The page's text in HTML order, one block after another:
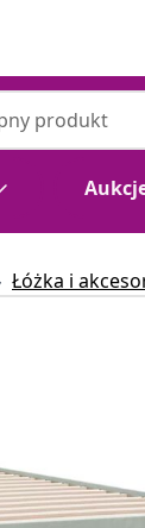
Łóżka i